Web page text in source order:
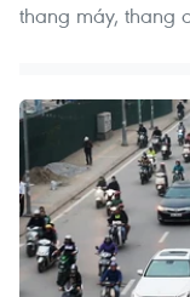
thang máy, thang